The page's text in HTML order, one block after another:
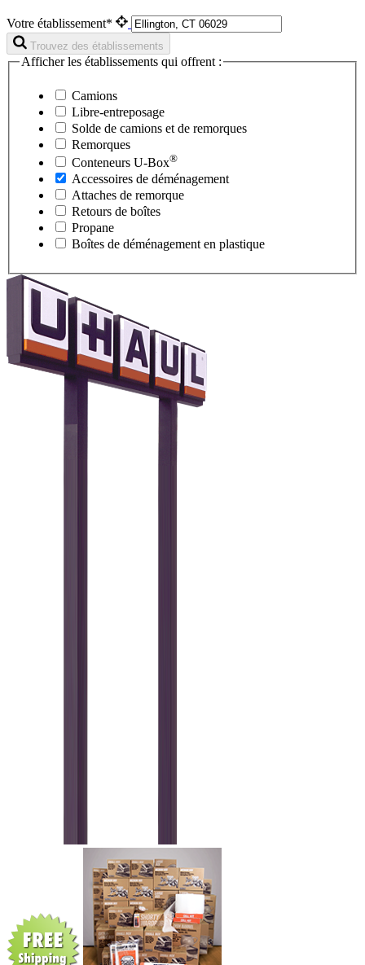
Votre établissement*
Trouvez des établissements
Afficher les établissements qui offrent :
Camions
Libre-entreposage
Solde de camions et de remorques
Remorques
Conteneurs U-Box®
Accessoires de déménagement
Attaches de remorque
Retours de boîtes
Propane
Boîtes de déménagement en plastique